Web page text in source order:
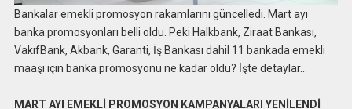
Bankalar emekli promosyon rakamlarını güncelledi. Mart ayı
banka promosyonları belli oldu. Peki Halkbank, Ziraat Bankası,
VakıfBank, Akbank, Garanti, İş Bankası dahil 11 bankada emekli
maaşı için banka promosyonu ne kadar oldu? İşte detaylar…
MART AYI EMEKLİ PROMOSYON KAMPANYALARI YENİLENDİ